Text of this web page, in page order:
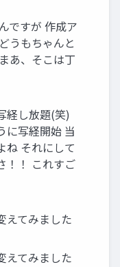
ですが 作成ア
うもちゃんと
あ、そこは丁
経し放題(笑)
に写経開始 当
ね それにして
！！ これすご
えてみました
えてみました